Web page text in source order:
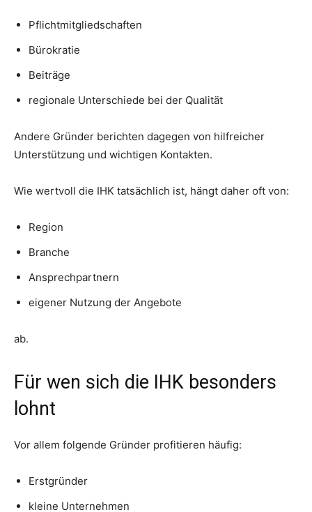
Pflichtmitgliedschaften
Bürokratie
Beiträge
regionale Unterschiede bei der Qualität
Andere Gründer berichten dagegen von hilfreicher
Unterstützung und wichtigen Kontakten.
Wie wertvoll die IHK tatsächlich ist, hängt daher oft von:
Region
Branche
Ansprechpartnern
eigener Nutzung der Angebote
ab.
Für wen sich die IHK besonders
lohnt
Vor allem folgende Gründer profitieren häufig:
Erstgründer
kleine Unternehmen